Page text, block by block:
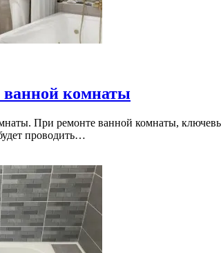
комнаты
При ремонте ванной комнаты,
проводить…